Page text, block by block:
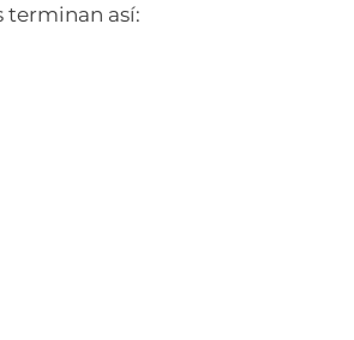
terminan así: